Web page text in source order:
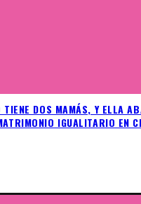
TIENE DOS MAMÁS, Y ELLA
IGUALITARIO EN